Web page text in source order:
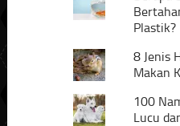
Plastik?
8 Jenis
Makan
100
Lucu